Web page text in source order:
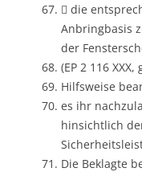
 die
Anbringbasis
der
(EP 2 116
Hilfsweise
es ihr
hinsichtlich
Die Beklagte